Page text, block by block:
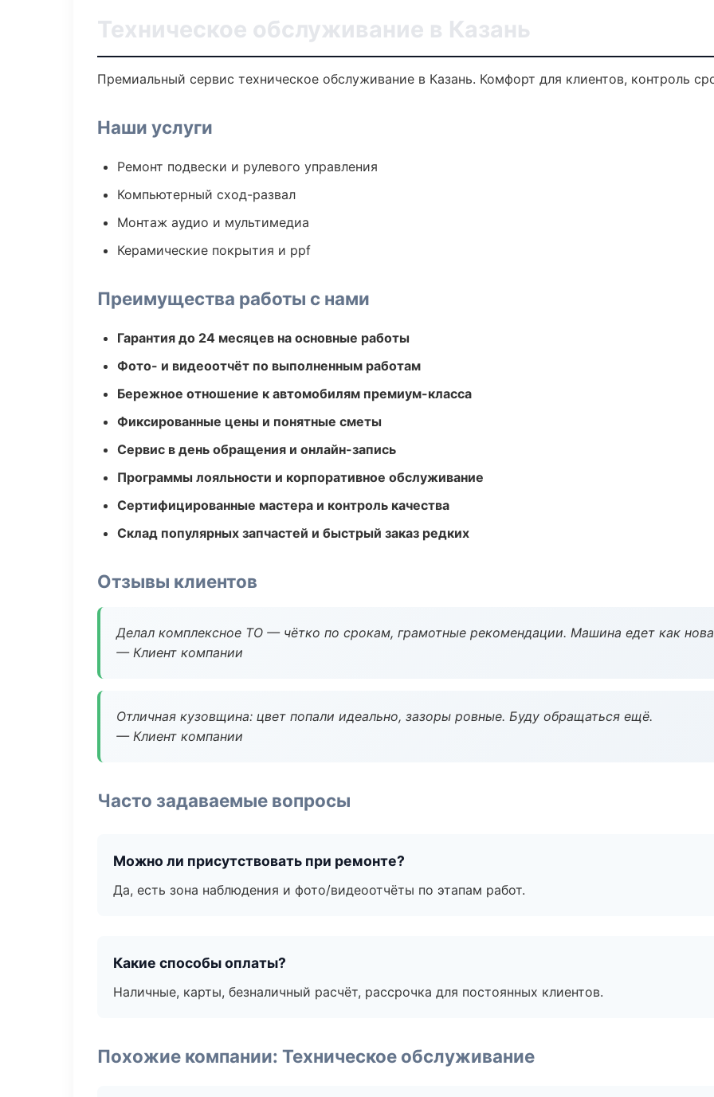
Техническое обслуживание в Казань
Премиальный сервис техническое обслуживание в Казань. Комфорт для клиентов, контроль
Наши услуги
Ремонт подвески и рулевого управления
Компьютерный сход-развал
Монтаж аудио и мультимедиа
Керамические покрытия и ppf
Преимущества работы с нами
Гарантия до 24 месяцев на основные работы
Фото- и видеоотчёт по выполненным работам
Бережное отношение к автомобилям премиум-класса
Фиксированные цены и понятные сметы
Сервис в день обращения и онлайн-запись
Программы лояльности и корпоративное обслуживание
Сертифицированные мастера и контроль качества
Склад популярных запчастей и быстрый заказ редких
Отзывы клиентов
Делал комплексное ТО — чётко по срокам, грамотные рекомендации. Машина едет как
— Клиент компании
Отличная кузовщина: цвет попали идеально, зазоры ровные. Буду обращаться ещё.
— Клиент компании
Часто задаваемые вопросы
Можно ли присутствовать при ремонте?
Да, есть зона наблюдения и фото/видеоотчёты по этапам работ.
Какие способы оплаты?
Наличные, карты, безналичный расчёт, рассрочка для постоянных клиентов.
Похожие компании: Техническое обслуживание